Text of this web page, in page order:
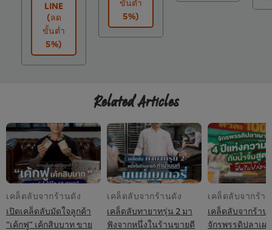
LINE
(ลด
ขั้นต่ำ
5%)
5%)
Related Articles
เคล็ดลับจากร้านดัง
เปิดเคล็ดลับมัดใจลูกค้า
“เค้กฟู” เค้กสิบบาท ขาย
เคล็ดลับจากร้านดัง
เคล็ดลับทายาทรุ่น 2 มา
ฟังจากหนึ่งในร้านขายดี
เคล็ดลับจากร้า
เคล็ดลับจากร้าน
จักรพรรดิปลาเผา